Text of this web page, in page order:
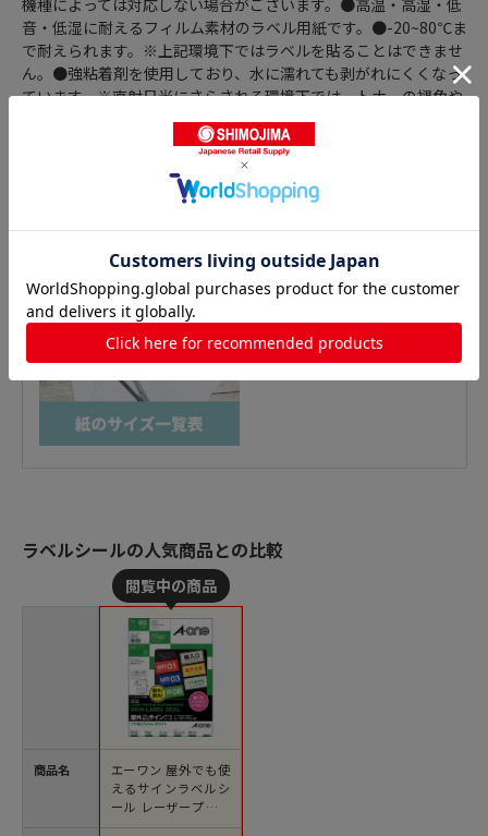
音・低湿に耐えるフィルム素材のラベル用紙です。●-20~80℃ま
で耐えられます。※上記環境下ではラベルを貼ることはできませ
ん。●強粘着剤を使用しており、水に濡れても剥がれにくくなっ
ています。※直射日光にさらされる環境下では、トナーの褪色や
素材の黄変などが起こりますので、数ヶ月単位で貼り替えをお奨
おすすめ特集はこちら
ラベルシールの人気商品との比較
商品名
エーワン 屋外でも使
えるサインラベルシ
ール レーザープリン
タ対応 ツヤ消しフィ